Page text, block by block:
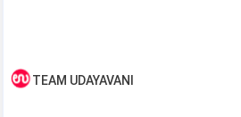
TEAM UDAYAVANI